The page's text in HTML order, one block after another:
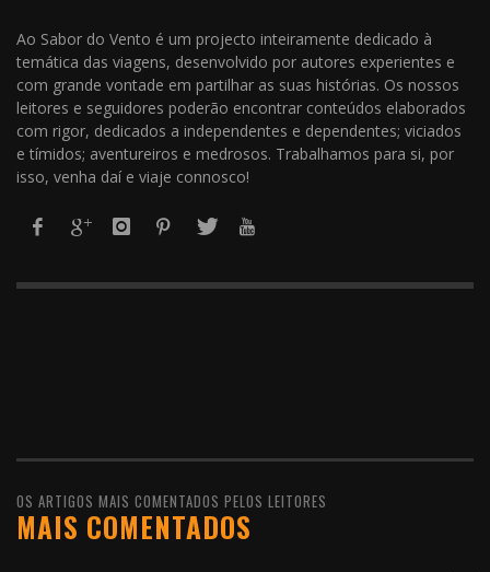
Ao Sabor do Vento é um projecto inteiramente dedicado à
temática das viagens, desenvolvido por autores experientes e
com grande vontade em partilhar as suas histórias. Os nossos
leitores e seguidores poderão encontrar conteúdos elaborados
com rigor, dedicados a independentes e dependentes; viciados
e tímidos; aventureiros e medrosos. Trabalhamos para si, por
isso, venha daí e viaje connosco!
OS ARTIGOS MAIS COMENTADOS PELOS LEITORES
MAIS COMENTADOS